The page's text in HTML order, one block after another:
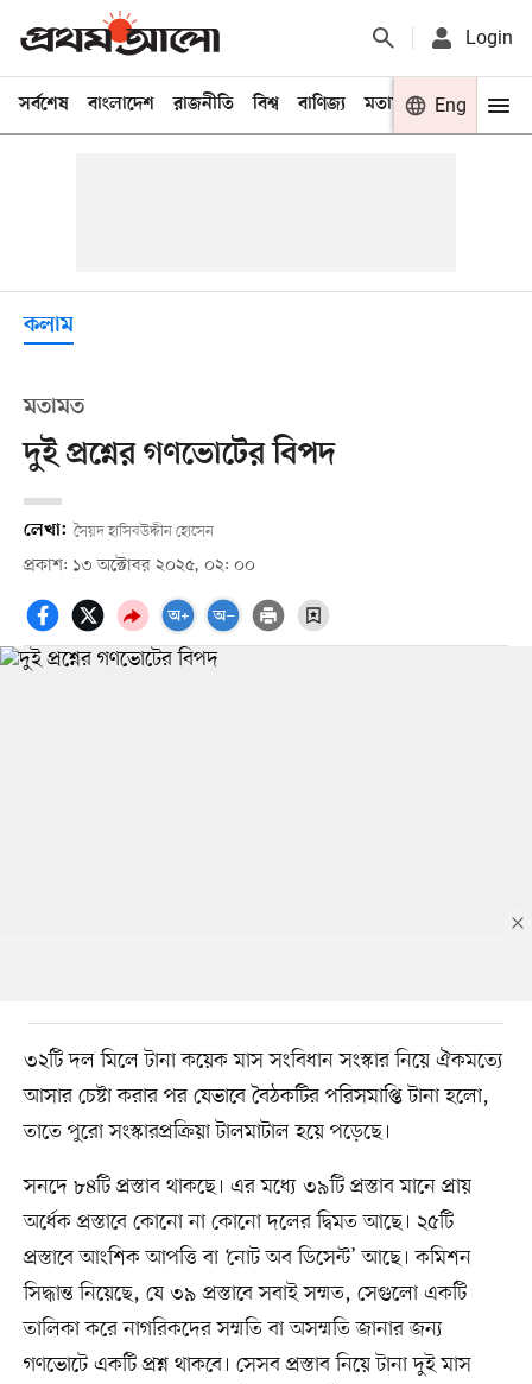
Login
সর্বশেষ বাংলাদেশ রাজনীতি বিশ্ব বাণিজ্য মতামত খেলা
Eng
কলাম
মতামত
দুই প্রশ্নের গণভোটের বিপদ
লেখা: সৈয়দ হাসিবউদ্দীন হোসেন
প্রকাশ: ১৩ অক্টোবর ২০২৫, ০২: ০০
৩২টি দল মিলে টানা কয়েক মাস সংবিধান সংস্কার নিয়ে ঐকমত্যে
আসার চেষ্টা করার পর যেভাবে বৈঠকটির পরিসমাপ্তি টানা হলো,
তাতে পুরো সংস্কারপ্রক্রিয়া টালমাটাল হয়ে পড়েছে।
সনদে ৮৪টি প্রস্তাব থাকছে। এর মধ্যে ৩৯টি প্রস্তাব মানে প্রায়
অর্ধেক প্রস্তাবে কোনো না কোনো দলের দ্বিমত আছে। ২৫টি
প্রস্তাবে আংশিক আপত্তি বা ‘নোট অব ডিসেন্ট’ আছে। কমিশন
সিদ্ধান্ত নিয়েছে, যে ৩৯ প্রস্তাবে সবাই সম্মত, সেগুলো একটি
তালিকা করে নাগরিকদের সম্মতি বা অসম্মতি জানার জন্য
গণভোটে একটি প্রশ্ন থাকবে। সেসব প্রস্তাব নিয়ে টানা দুই মাস